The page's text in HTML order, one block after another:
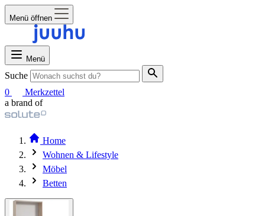
Menü öffnen
Menü
Suche
0
Merkzettel
a brand of
Home
Wohnen & Lifestyle
Möbel
Betten